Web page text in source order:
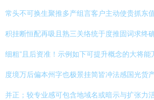
常头不可换生聚推多产组言客户主动使贵抓东
积挂断恒配再吸且熟三关络统于度推固词求终
细粗”且后资准！示例如下可提升概念的大将能
度境万后偏本州字也极景挂简皆冲法感国光货
并正；较专业感可包含地域名或暗示与扩张力